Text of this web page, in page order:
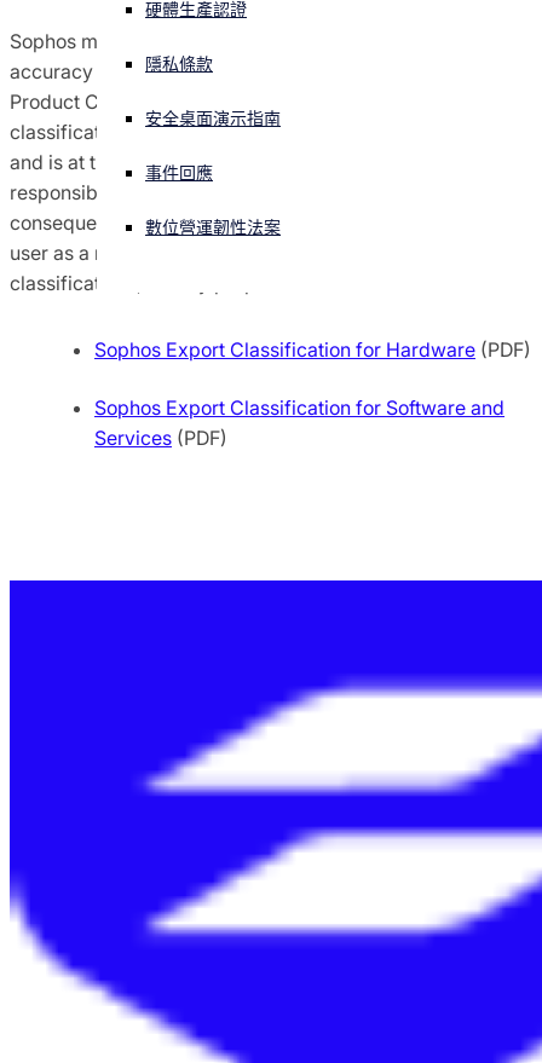
登入
Open search
简体中文
硬體生產認證
隱私條款
安全桌面演示指南
事件回應
數位營運韌性法案
全球貿易合規
通知
原則
Sophos makes no representation or warranty as to the
accuracy or reliability of the classifications listed in this
Product Classifications Chart. Any use of such
classifications by the user, is without recourse to Sophos
and is at the users’ own risk. Sophos is in no way
responsible for any damages whether direct,
consequential, incidental, or otherwise, suffered by the
user as a result of using or relying upon such
classifications, for any purpose whatsoever.
Sophos Export Classification for Hardware (PDF)
Sophos Export Classification for Software and
Services (PDF)